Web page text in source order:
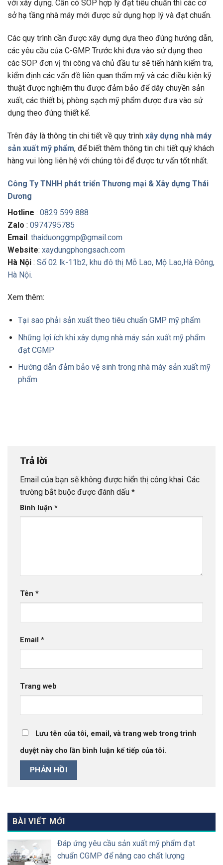
với xây dựng. Cần có SOP hợp lý đạt tiêu chuẩn thì các cơ
sở hạ tầng nhà máy mới được sử dụng hợp lý và đạt chuẩn.
Các quy trình cần được xây dựng dựa theo đúng hướng dẫn,
các yêu cầu của C-GMP. Trước khi đưa vào sử dụng theo
các SOP đơn vị thi công và chủ đầu tư sẽ tiến hành kiểm tra,
kiểm định các vấn đề liên quan thẩm mỹ và các điều kiện kỹ
thuật được nghiệm thu được đảm bảo để dây chuyền sản
xuất, các thiết bị, phòng sạch mỹ phẩm được đưa vào sử
dụng theo đúng thiết kế.
Trên đây là thông tin chi tiết về quy trình xây dựng nhà máy
sản xuất mỹ phẩm, để biết thêm thông tin chi tiết quý khách
hàng vui lòng liên hệ với chúng tôi để được tư vấn tốt nhất.
Công Ty TNHH phát triển Thương mại & Xây dựng Thái
Dương
Hotline : 0829 599 888
Zalo : 0974795785
Email: thaiduonggmp@gmail.com
Website: xaydungphongsach.com
Hà Nội : Số 02 lk-11b2, khu đô thị Mỗ Lao, Mộ Lao,Hà Đông,
Hà Nội.
Xem thêm:
Tại sao phải sản xuất theo tiêu chuẩn GMP mỹ phẩm
Những lợi ích khi xây dựng nhà máy sản xuất mỹ phẩm
đạt CGMP
Hướng dẫn đảm bảo vệ sinh trong nhà máy sản xuất mỹ
phẩm
Trả lời
Email của bạn sẽ không được hiển thị công khai. Các
trường bắt buộc được đánh dấu *
Bình luận *
Tên *
Email *
Trang web
Lưu tên của tôi, email, và trang web trong trình
duyệt này cho lần bình luận kế tiếp của tôi.
BÀI VIẾT MỚI
Đáp ứng yêu cầu sản xuất mỹ phẩm đạt
chuẩn CGMP để nâng cao chất lượng